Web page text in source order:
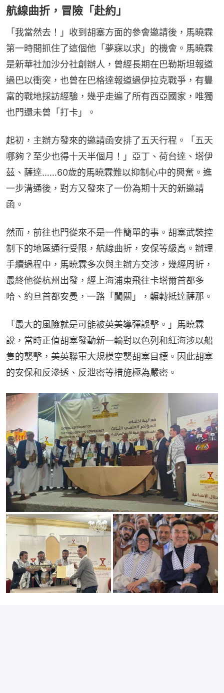
航線曲折，冒險「赴約」
「我當然去！」收到胡塞方面的參會邀請後，馬曉霖
第一時間抓住了這個他「夢寐以求」的機會。馬曉霖
是新華社加沙分社創辦人，曾經長期在巴勒斯坦報道
過巴以衝突，也曾在巴格達報道過伊拉克戰爭，有豐
富的戰地採訪經驗，幾乎走遍了所有西亞國家，唯獨
也門還未曾「打卡」。
起初，主辦方發來的邀請函安排了五天行程。「五天
哪夠？至少也得十天半個月！」亞丁、荷台達、塔伊
茲、薩達……60歲的馬曉霖難以抑制心中的興奮。進
一步溝通後，對方又發來了一份為期十天的新邀請
函。
然而，前往也門從來不是一件簡單的事。胡塞武裝控
制下的地區通行受限，航線曲折，安保等級高。辦理
手續過程中，馬曉霖多次與主辦方交涉，幾經周折，
最終他從杭州出發，經上海浦東飛往卡塔爾首都多
哈、約旦首都安曼，一路「闖關」，輾轉抵達薩那。
「最大的風險就是可能被英美導彈誤擊。」馬曉霖
說，當時正值胡塞發動新一輪對以色列和紅海涉以船
隻的襲擊，美英聯軍大規模空襲胡塞目標。因此胡塞
的安保和反滲透、反泄密等措施極為嚴密。